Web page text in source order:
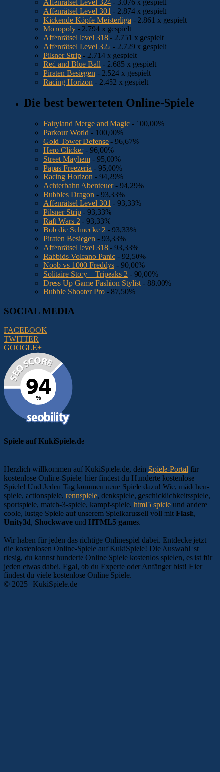
Affenrätsel Level 324 - 3.076 x gespielt
Affenrätsel Level 301 - 2.874 x gespielt
Kickende Köpfe Meisterliga - 2.861 x gespielt
Monopoly - 2.794 x gespielt
Affenrätsel level 318 - 2.751 x gespielt
Affenrätsel Level 322 - 2.729 x gespielt
Pilsner Strip - 2.714 x gespielt
Red and Blue Ball - 2.685 x gespielt
Piraten Besiegen - 2.524 x gespielt
Racing Horizon - 2.452 x gespielt
Die best bewerteten Online-Spiele
Fairyland Merge and Magic - 100,00%
Parkour World - 100,00%
Gold Tower Defense - 96,67%
Hero Clicker- 96,00%
Street Mayhem - 95,00%
Papas Freezeria - 95,00%
Racing Horizon - 94,29%
Achterbahn Abenteuer- 94,29%
Bubbles Dragon - 93,33%
Affenrätsel Level 301 - 93,33%
Pilsner Strip - 93,33%
Raft Wars 2 - 93,33%
Bob die Schnecke 2 - 93,33%
Piraten Besiegen - 93,33%
Affenrätsel level 318 - 93,33%
Rabbids Volcano Panic - 92,50%
Noob vs 1000 Freddys - 90,00%
Solitaire Story – Tripeaks 2 - 90,00%
Dress Up Game Fashion Stylist - 88,00%
Bubble Shooter Pro - 87,50%
SOCIAL MEDIA
FACEBOOK
TWITTER
GOOGLE+
Spiele auf KukiSpiele.de
Herzlich willkommen auf KukiSpiele.de, dein Spiele-Portal für
kostenlose Online-Spiele, hier findest du Hunderte kostenlose
Spiele! Und Jeden Tag kommen neue Spiele dazu! Wie, mädchen-
spiele, actionspiele, rennspiele, denkspiele, geschicklichkeitsspiele,
sportspiele, match-3-spiele, kampf-spiele, html5 spiele und andere
coole, lustge Spiele auf unserem Spielkarussell voll mit Flash,
Unity3d, Shockwave und HTML5 games.
Wir haben für jeden das richtige Onlinespiel dabei. Entdecke jetzt
die kostenlosen Online-Spiele auf KukiSpiele! Die Auswahl ist
riesig, du kannst hunderte Online Spiele kostenlos spielen, es ist für
jeden etwas dabei. Egal, ob du Experte oder Anfänger bist! Hier
findest du viele kostenlose Online Spiele.
© 2025 | KukiSpiele.de